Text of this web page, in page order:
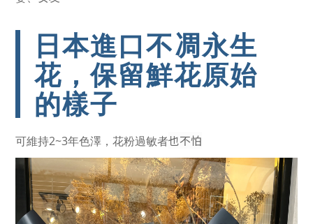
日本進口不凋永生
花，保留鮮花原始
的樣子
可維持2~3年色澤，花粉過敏者也不怕